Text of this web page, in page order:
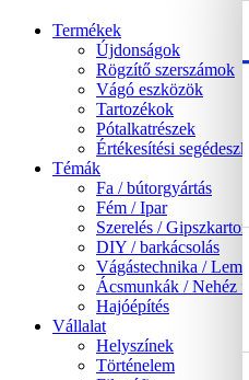
Termékek
Újdonságok
Rögzítő szerszámok
Vágó eszközök
Tartozékok
Pótalkatrészek
Értékesítési
Témák
Fa / bútorgyártás
Fém / Ipar
Szerelés /
DIY / barkácsolás
Vágástechnika /
Ácsmunkák / Nehéz
Hajóépítés
Vállalat
Helyszínek
Történelem